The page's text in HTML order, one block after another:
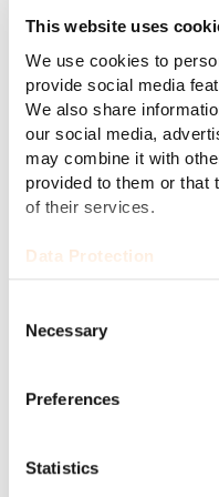
This website uses
We use cookies to
provide social media
We also share
our social media,
may combine it with
provided to them or that
of their services.
Data Protection
Selection
Necessary
Preferences
Statistics
Zustimmungen. Der
2025 erwartet.
Über den Kaufpreis
Stillschweigen
Über die RENK Group
Die RENK Group AG
Antriebslösungen in
Antriebe,
diesem breiten
Märkte für
und industrielle
Energieanwendungen.